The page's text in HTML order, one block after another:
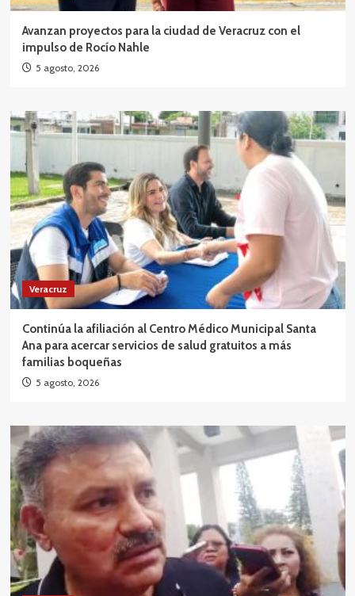
Avanzan proyectos para la ciudad de Veracruz con el
impulso de Rocío Nahle
5 agosto, 2026
Veracruz
Continúa la afiliación al Centro Médico Municipal Santa
Ana para acercar servicios de salud gratuitos a más
familias boqueñas
5 agosto, 2026